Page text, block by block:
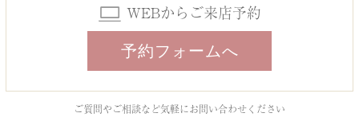
WEBからご来店予約
予約フォームへ
ご質問やご相談など気軽にお問い合わせください